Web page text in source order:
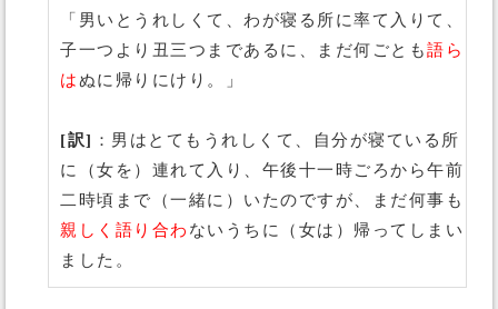
「男いとうれしくて、わが寝る所に率て入りて、
子一つより丑三つまであるに、まだ何ごとも語ら
はぬに帰りにけり。」
[訳] ：男はとてもうれしくて、自分が寝ている所
に（女を）連れて入り、午後十一時ごろから午前
二時頃まで（一緒に）いたのですが、まだ何事も
親しく語り合わ ないうちに（女は）帰ってしまい
ました。